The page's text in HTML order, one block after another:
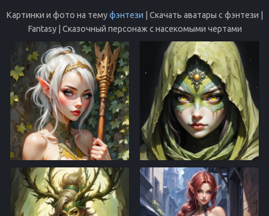
Картинки и фото на темуфэнтези | Скачать аватары с фэнтези |
Fantasy | Сказочный персонаж с насекомыми чертами